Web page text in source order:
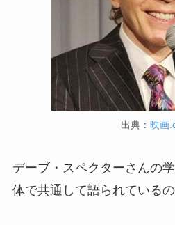
出典： 映画
デーブ・スペクターさんの
体で共通して語られている